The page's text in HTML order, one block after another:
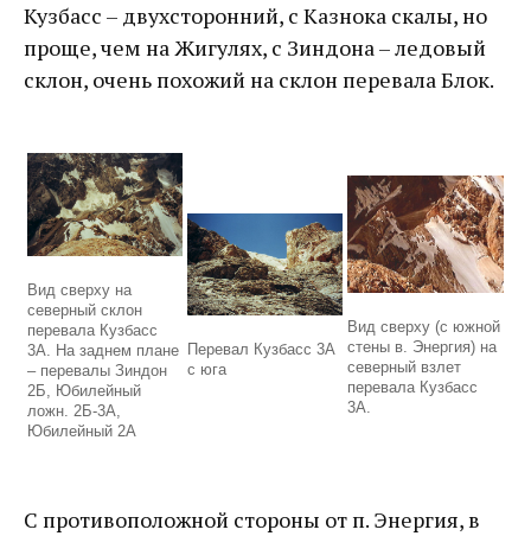
Кузбасс – двухсторонний, с Казнока скалы, но
проще, чем на Жигулях, с Зиндона – ледовый
склон, очень похожий на склон перевала Блок.
Вид сверху на
северный склон
перевала Кузбасс
3А. На заднем плане
– перевалы Зиндон
2Б, Юбилейный
ложн. 2Б-3А,
Юбилейный 2А
Перевал Кузбасс 3А
с юга
Вид сверху (с южной
стены в. Энергия) на
северный взлет
перевала Кузбасс
3А.
С противоположной стороны от п. Энергия, в